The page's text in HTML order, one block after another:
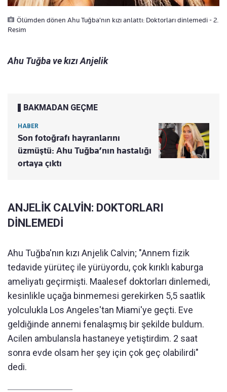
Ölümden dönen Ahu Tuğba'nın kızı anlattı: Doktorları dinlemedi - 2.
Resim
Ahu Tuğba ve kızı Anjelik
BAKMADAN GEÇME
HABER
Son fotoğrafı hayranlarını
üzmüştü: Ahu Tuğba’nın hastalığı
ortaya çıktı
ANJELİK CALVİN: DOKTORLARI
DİNLEMEDİ
Ahu Tuğba'nın kızı Anjelik Calvin; "Annem fizik
tedavide yürüteç ile yürüyordu, çok kırıklı kaburga
ameliyatı geçirmişti. Maalesef doktorları dinlemedi,
kesinlikle uçağa binmemesi gerekirken 5,5 saatlik
yolculukla Los Angeles'tan Miami'ye geçti. Eve
geldiğinde annemi fenalaşmış bir şekilde buldum.
Acilen ambulansla hastaneye yetiştirdim. 2 saat
sonra evde olsam her şey için çok geç olabilirdi"
dedi.